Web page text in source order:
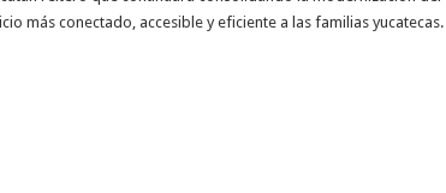
más conectado, accesible y eficiente a las familias yucatecas.